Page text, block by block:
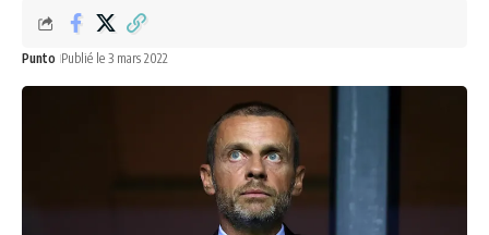
Punto Publié le 3 mars 2022